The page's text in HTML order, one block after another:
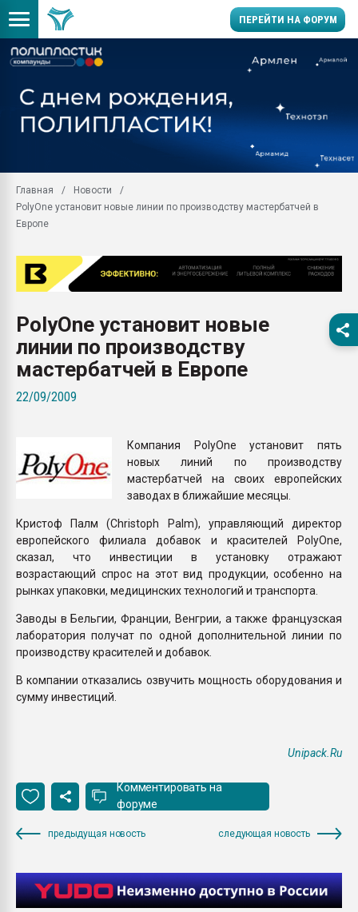
ПЕРЕЙТИ НА ФОРУМ
пластмасс
ситуацией на
Продам отходы
поликарбоната и АБС-
Armaloy PC/ABS-1IM
26.07.2022 "Сибирский
намного дороже
покупка, обмен
Главная
Новости
PolyOne установит новые линии по производству мастербатчей в
Европе
PolyOne установит новые
линии по производству
мастербатчей в Европе
22/09/2009
Компания PolyOne установит пять
новых линий по производству
мастербатчей на своих европейских
заводах в ближайшие месяцы.
Кристоф Палм (Christoph Palm), управляющий директор
европейского филиала добавок и красителей PolyOne,
сказал, что инвестиции в установку отражают
возрастающий спрос на этот вид продукции, особенно на
рынках упаковки, медицинских технологий и транспорта.
Заводы в Бельгии, Франции, Венгрии, а также французская
лаборатория получат по одной дополнительной линии по
производству красителей и добавок.
В компании отказались озвучить мощность оборудования и
сумму инвестиций.
Unipack.Ru
Комментировать на
форуме
предыдущая новость следующая новость